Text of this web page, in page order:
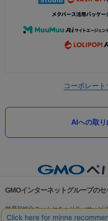
コーポレート
AIへの取
GMOインターネットグループの
世界初総合ネットセキュリティサービ